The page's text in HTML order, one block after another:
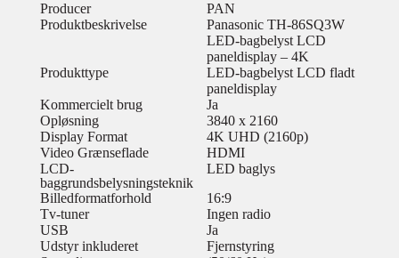
Producer
PAN
Produktbeskrivelse
Panasonic TH-86SQ3W
LED-bagbelyst LCD
paneldisplay – 4K
Produkttype
LED-bagbelyst LCD fladt
paneldisplay
Kommercielt brug
Ja
Opløsning
3840 x 2160
Display Format
4K UHD (2160p)
Video Grænseflade
HDMI
LCD-
baggrundsbelysningsteknik
LED baglys
Billedformatforhold
16:9
Tv-tuner
Ingen radio
USB
Ja
Udstyr inkluderet
Fjernstyring